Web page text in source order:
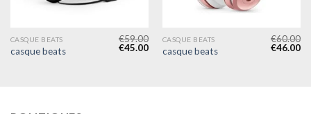
CASQUE BEATS
casque beats
€59.00
€45.00
CASQUE BEATS
casque beats
€60.00
€46.00